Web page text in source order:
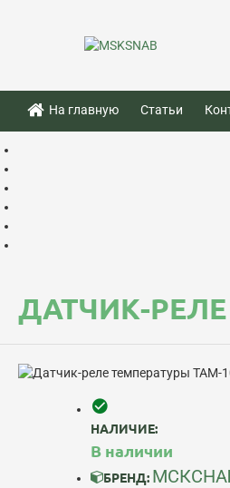
На главную Статьи
ДАТЧИК-РЕЛЕ
НАЛИЧИЕ:
В наличии
БРЕНД: